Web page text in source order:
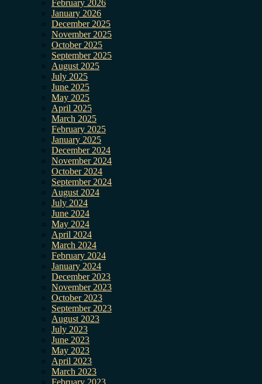
February 2026
January 2026
December 2025
November 2025
October 2025
September 2025
August 2025
July 2025
June 2025
May 2025
April 2025
March 2025
February 2025
January 2025
December 2024
November 2024
October 2024
September 2024
August 2024
July 2024
June 2024
May 2024
April 2024
March 2024
February 2024
January 2024
December 2023
November 2023
October 2023
September 2023
August 2023
July 2023
June 2023
May 2023
April 2023
March 2023